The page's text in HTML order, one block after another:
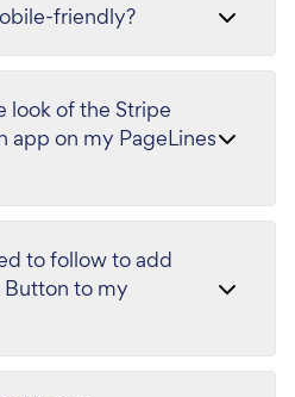
friendly?
look of the Stripe
app on my PageLines
to follow to add
to my